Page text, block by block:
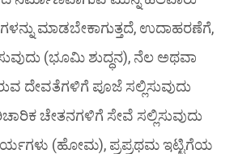
ಮಾಡಬೇಕಾಗುತ್ತದೆ, ಉದಾಹರಣೆಗೆ,
(ಭೂಮಿ ಶುದ್ಧನ), ನೆಲ ಅಥವಾ
ದೇವತೆಗಳಿಗೆ ಪೂಜೆ ಸಲ್ಲಿಸುವುದು
ಚೇತನಗಳಿಗೆ ಸೇವೆ ಸಲ್ಲಿಸುವುದು
(ಹೋಮ), ಪ್ರಪ್ರಥಮ ಇಟ್ಟಿಗೆಯ